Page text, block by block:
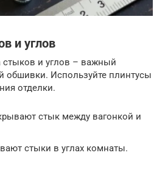
и углов
стыков и углов – важный
обшивки. Используйте плинтусы
отделки.
стык между вагонкой и
стыки в углах комнаты.